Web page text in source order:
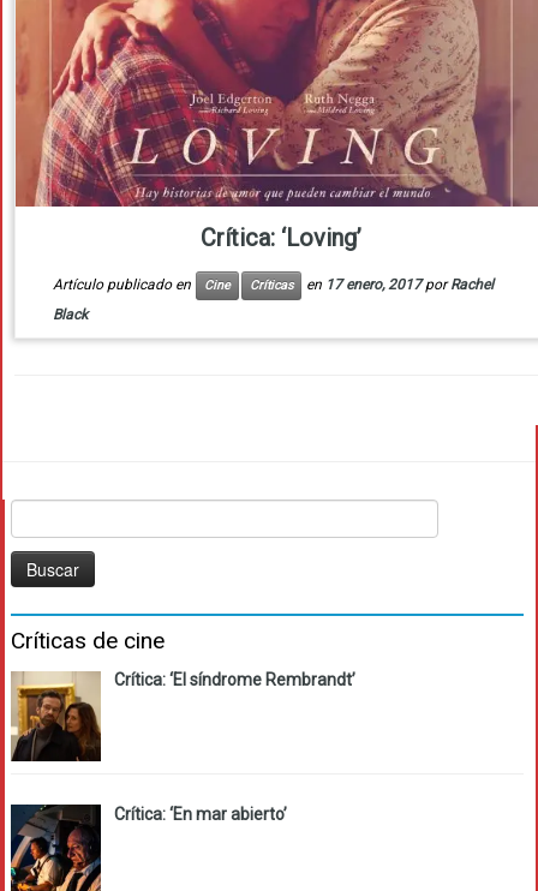
Crítica: ‘Loving’
Artículo publicado en Cine Críticas en 17 enero, 2017 porRachel
Black
Críticas de cine
Crítica: ‘El síndrome Rembrandt’
Crítica: ‘En mar abierto’